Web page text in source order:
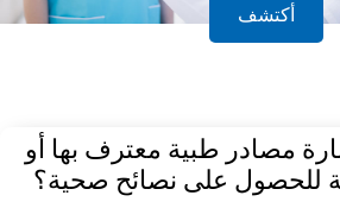
أكتشف
مصادر طبية معترف بها أو
للحصول على نصائح صحية؟